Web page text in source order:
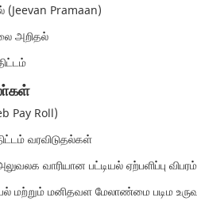
Pramaan)
அறிதல்
Pay Roll)
வரவிடுதல்கள்
வாரியான பட்டியல் ஏற்பளிப்பு விபரம்
மற்றும் மனிதவள மேலாண்மை படிம